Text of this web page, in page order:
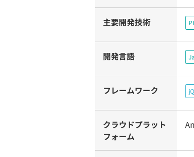
主要開発技術
開発言語
フレームワーク
クラウドプラット
フォーム